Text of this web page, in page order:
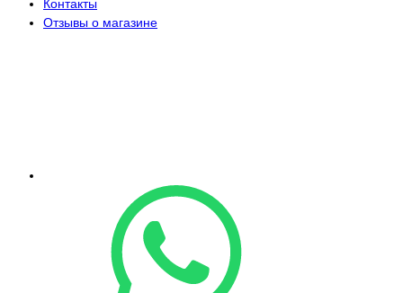
Контакты
Отзывы о магазине